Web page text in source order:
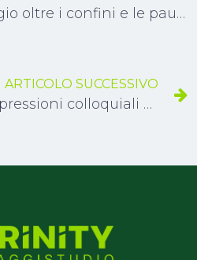
Una vita in viaggio oltre i confini e le paure
ARTICOLO SUCCESSIVO
Slang americano: espressioni colloquiali e modi di dire